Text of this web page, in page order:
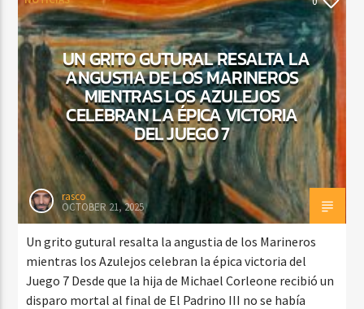
UN GRITO GUTURAL RESALTA LA
ANGUSTIA DE LOS MARINEROS
MIENTRAS LOS AZULEJOS
CELEBRAN LA ÉPICA VICTORIA
DEL JUEGO 7
rasco
OCTOBER 21, 2025
Un grito gutural resalta la angustia de los Marineros
mientras los Azulejos celebran la épica victoria del
Juego 7 Desde que la hija de Michael Corleone recibió un
disparo mortal al final de El Padrino III no se había